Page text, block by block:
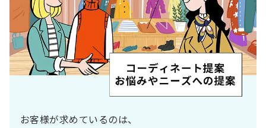
お客様が求めているのは、